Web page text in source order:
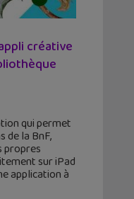
créative
qui permet
de la BnF,
propres
sur iPad
application à